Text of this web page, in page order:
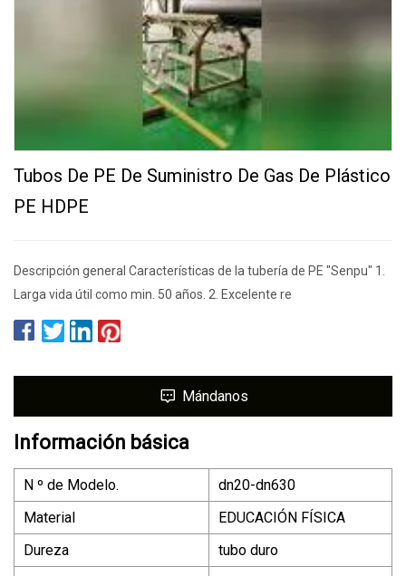
Tubos De PE De Suministro De Gas De Plástico
PE HDPE
Descripción general Características de la tubería de PE "Senpu" 1.
Larga vida útil como min. 50 años. 2. Excelente re
Mándanos
Información básica
N º de Modelo.
dn20-dn630
Material
EDUCACIÓN FÍSICA
Dureza
tubo duro